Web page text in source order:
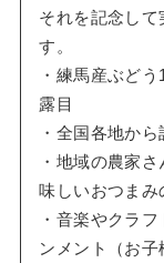
それを記念し
す。
・練馬産ぶど
露目
・全国各地か
・地域の農家
味しいおつまみ
・音楽やクラ
ンメント（お